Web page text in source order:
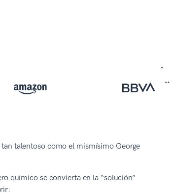
talentoso como el mismísimo George
químico se convierta en la “solución”